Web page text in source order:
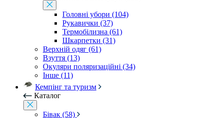
Головні убори (104)
Рукавички (37)
Термобілизна (61)
Шкарпетки (31)
Верхній одяг (61)
Взуття (13)
Окуляри поляризаційні (34)
Інше (11)
Кемпінг та туризм
Каталог
Бівак (58)